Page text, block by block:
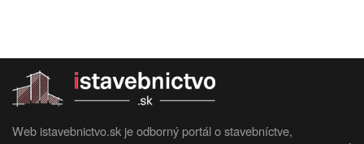
Web istavebnictvo.sk je odborný portál o stavebníctve,